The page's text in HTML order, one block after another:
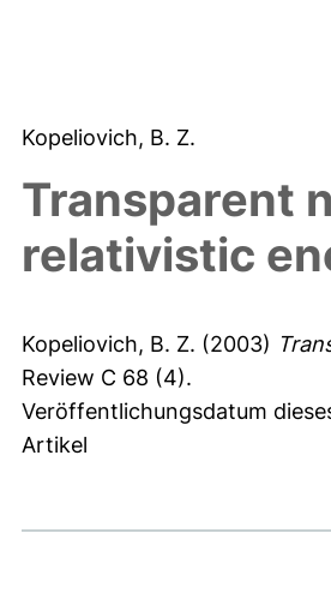
Kopeliovich, B. Z.
Transparent
relativistic
Kopeliovich, B. Z. (2003)
Review C 68 (4).
Veröffentlichungsdatum
Artikel